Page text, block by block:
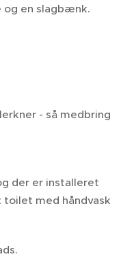
og en slagbænk.
- så medbring
der er installeret
toilet med håndvask